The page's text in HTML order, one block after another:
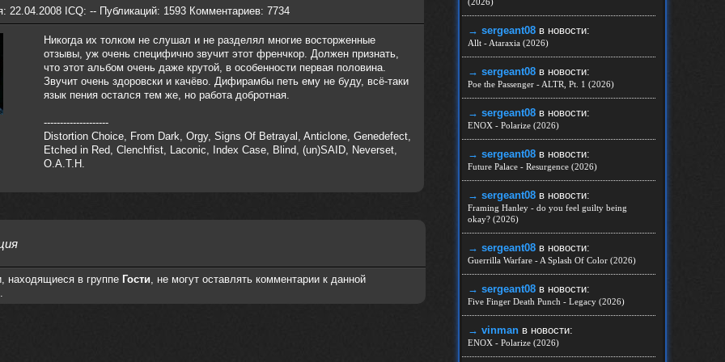
22.04.2008 ICQ: -- Публикаций: 1593 Комментариев: 7734
Никогда их толком не слушал и не разделял многие восторженные
отзывы, уж очень специфично звучит этот френчкор. Должен признать,
что этот альбом очень даже крутой, в особенности первая половина.
Звучит очень здоровски и качёво. Дифирамбы петь ему не буду, всё-таки
язык пения остался тем же, но работа добротная.
--------------------
Distortion Choice, From Dark, Orgy, Signs Of Betrayal, Anticlone, Genedefect,
Etched in Red, Clenchfist, Laconic, Index Case, Blind, (un)SAID, Neverset,
O.A.T.H.
находящиеся в группе Гости, не могут оставлять комментарии к данной
→ sergeant08 в новости:
Allt - Ataraxia (2026)
→ sergeant08 в новости:
Poe the Passenger - ALTR, Pt. 1 (2026)
→ sergeant08 в новости:
ENOX - Polarize (2026)
→ sergeant08 в новости:
Future Palace - Resurgence (2026)
→ sergeant08 в новости:
Framing Hanley - do you feel guilty being
okay? (2026)
→ sergeant08 в новости:
Guerrilla Warfare - A Splash Of Color (2026)
→ sergeant08 в новости:
Five Finger Death Punch - Legacy (2026)
→ vinman в новости:
ENOX - Polarize (2026)